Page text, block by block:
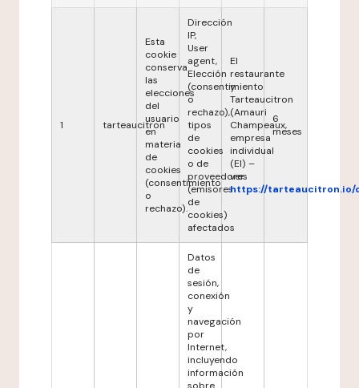
1 tarteaucitron
Esta
cookie
conserva
las
elecciones
del
usuario
en
materia
de
cookies
(consentimiento
o
rechazo).
Dirección
IP,
User
agent,
Elección
(consentimiento
o
rechazo),
tipos
de
cookies
o de
proveedores
(emisores
de
cookies)
afectados
El
restaurante
y
Tarteaucitron
(Amauri
Champeaux,
empresa
individual
(EI) –
ver
https://tarteaucitron.io/
6
meses
Datos
de
sesión,
conexión
y
navegación
por
Internet,
incluyendo
información